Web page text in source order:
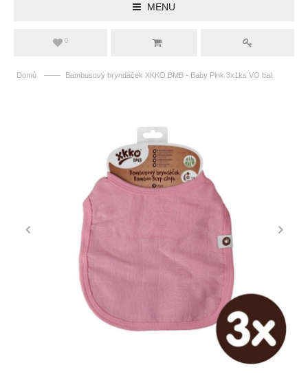
MENU
0
Domů —— Bambusový bryndáček XKKO BMB - Baby Pink 3x1ks VO bal.